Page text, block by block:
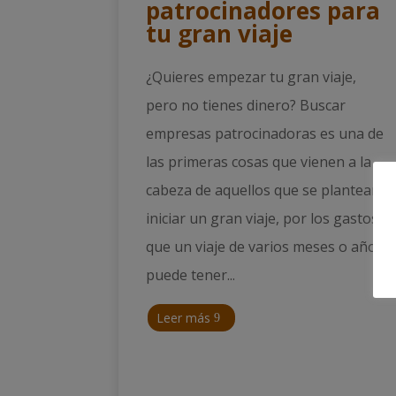
patrocinadores para
tu gran viaje
¿Quieres empezar tu gran viaje,
pero no tienes dinero? Buscar
empresas patrocinadoras es una de
las primeras cosas que vienen a la
cabeza de aquellos que se plantean
iniciar un gran viaje, por los gastos
que un viaje de varios meses o años
puede tener...
Leer más